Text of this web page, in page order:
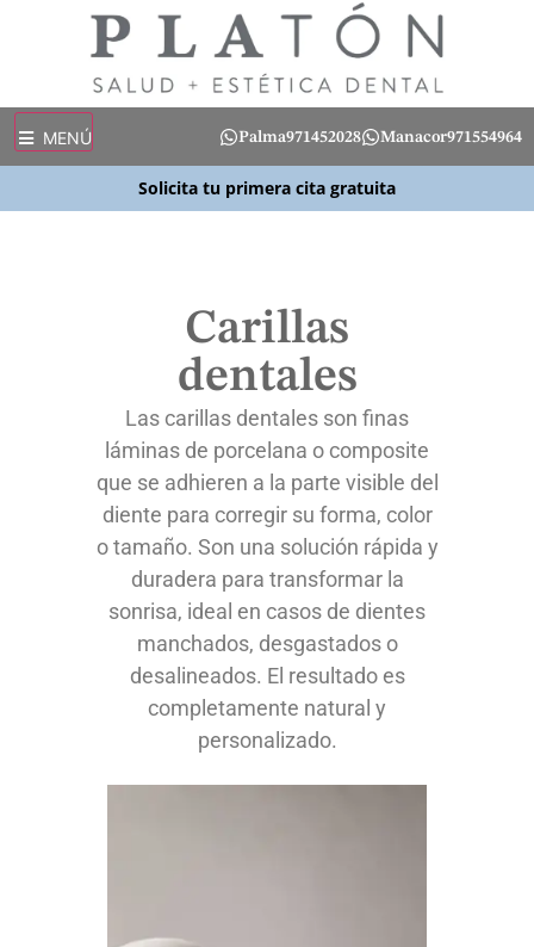
MENÚ Palma971452028 Manacor971554964
Solicita tu primera cita gratuita
Carillas
dentales
Las carillas dentales son finas
láminas de porcelana o composite
que se adhieren a la parte visible del
diente para corregir su forma, color
o tamaño. Son una solución rápida y
duradera para transformar la
sonrisa, ideal en casos de dientes
manchados, desgastados o
desalineados. El resultado es
completamente natural y
personalizado.